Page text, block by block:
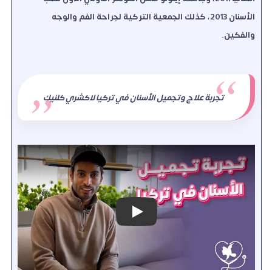
الأسنان 2013، كذلك الجمعية التركية لجراحة الفم والوجه
والفكين.
تجربة علاج وتجميل الأسنان في تركيا لاكشري كلنيك
Play